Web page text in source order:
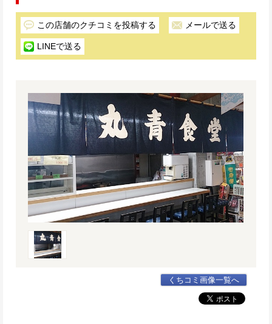
この店舗のクチコミを投稿する メールで送る
LINEで送る
くちコミ画像一覧へ